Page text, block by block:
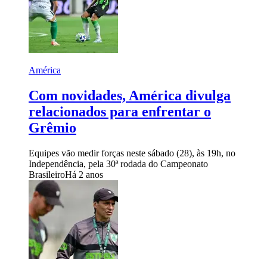
América
Com novidades, América divulga
relacionados para enfrentar o
Grêmio
Equipes vão medir forças neste sábado (28), às 19h, no
Independência, pela 30ª rodada do Campeonato
BrasileiroHá 2 anos